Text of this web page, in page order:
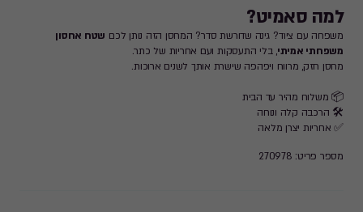
למה סאמיט?
משפחה עם ציוד? גינה שדורשת סדר? המחסן הזה נותן לכם שטח אחסון
משפחתי אמיתי, בלי התעסקות ועם אחריות של כתר.
מחסן חזק, מרווח ויפהפה שישרת אותך לשנים ארוכות.
📦 משלוח מהיר עד הבית
🛠️ הרכבה קלה ונוחה
✅ אחריות יצרן מלאה
מספר פריט: 270978